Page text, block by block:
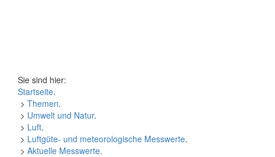
Sie sind hier:
Startseite.
> Themen.
> Umwelt und Natur.
> Luft.
> Luftgüte- und meteorologische Messwerte.
> Aktuelle Messwerte.